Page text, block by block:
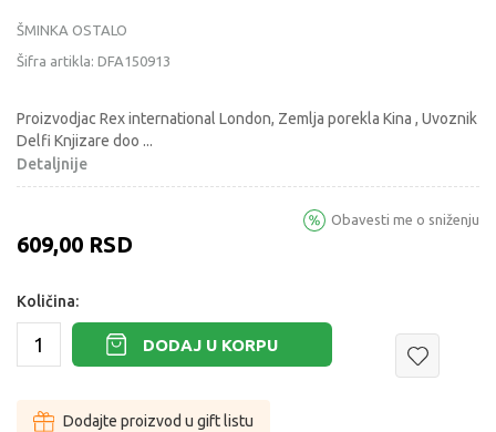
ŠMINKA OSTALO
Šifra artikla: DFA150913
Proizvodjac Rex international London, Zemlja porekla Kina , Uvoznik
Delfi Knjizare doo ...
Detaljnije
609,00 RSD
Obavesti me o sniženju
Količina:
DODAJ U KORPU
Dodajte proizvod u gift listu